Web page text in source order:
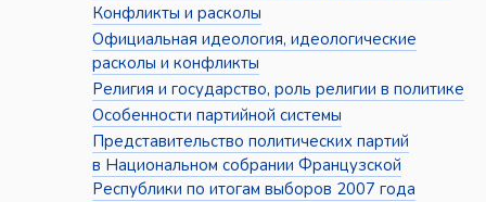
Конфликты и расколы
Официальная идеология, идеологические
расколы и конфликты
Религия и государство, роль религии в политике
Особенности партийной системы
Представительство политических партий
в Национальном собрании Французской
Республики по итогам выборов 2007 года